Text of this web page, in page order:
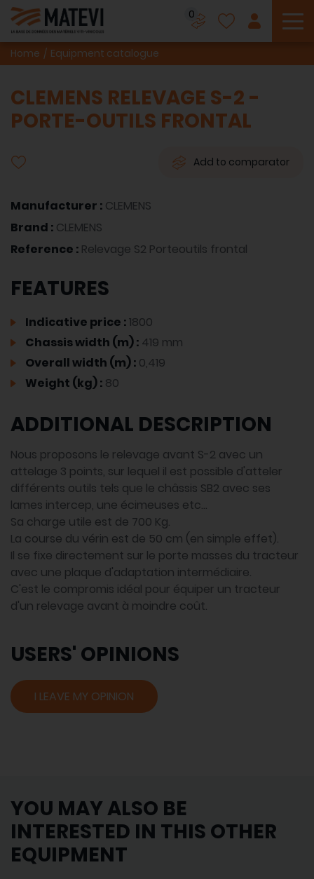
0
Home Equipment catalogue
CLEMENS RELEVAGE S-2 -
PORTE-OUTILS FRONTAL
Add to comparator
Manufacturer : CLEMENS
Brand : CLEMENS
Reference : Relevage S2 Porteoutils frontal
FEATURES
Indicative price :1800
Chassis width (m) : 419 mm
Overall width (m) : 0,419
Weight (kg) : 80
ADDITIONAL DESCRIPTION
Nous proposons le relevage avant S-2 avec un
attelage 3 points, sur lequel il est possible d'atteler
différents outils tels que le châssis SB2 avec ses
lames intercep, une écimeuses etc...
Sa charge utile est de 700 Kg.
La course du vérin est de 50 cm (en simple effet).
Il se fixe directement sur le porte masses du tracteur
avec une plaque d'adaptation intermédiaire.
C'est le compromis idéal pour équiper un tracteur
d'un relevage avant à moindre coût.
USERS' OPINIONS
I LEAVE MY OPINION
YOU MAY ALSO BE
INTERESTED IN THIS OTHER
EQUIPMENT